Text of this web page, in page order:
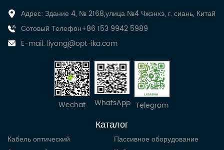
Адрес: Здание 4, № 2168,улица №4 Чжэнхэ, г. сиань, Китай
Сотовый Телефон+86 153 9942 5989
E-mail: liyong@opt-ika.com
Wechat WhatsApp Telegram
Каталог
Кабель оптический
Пассивное оборудование